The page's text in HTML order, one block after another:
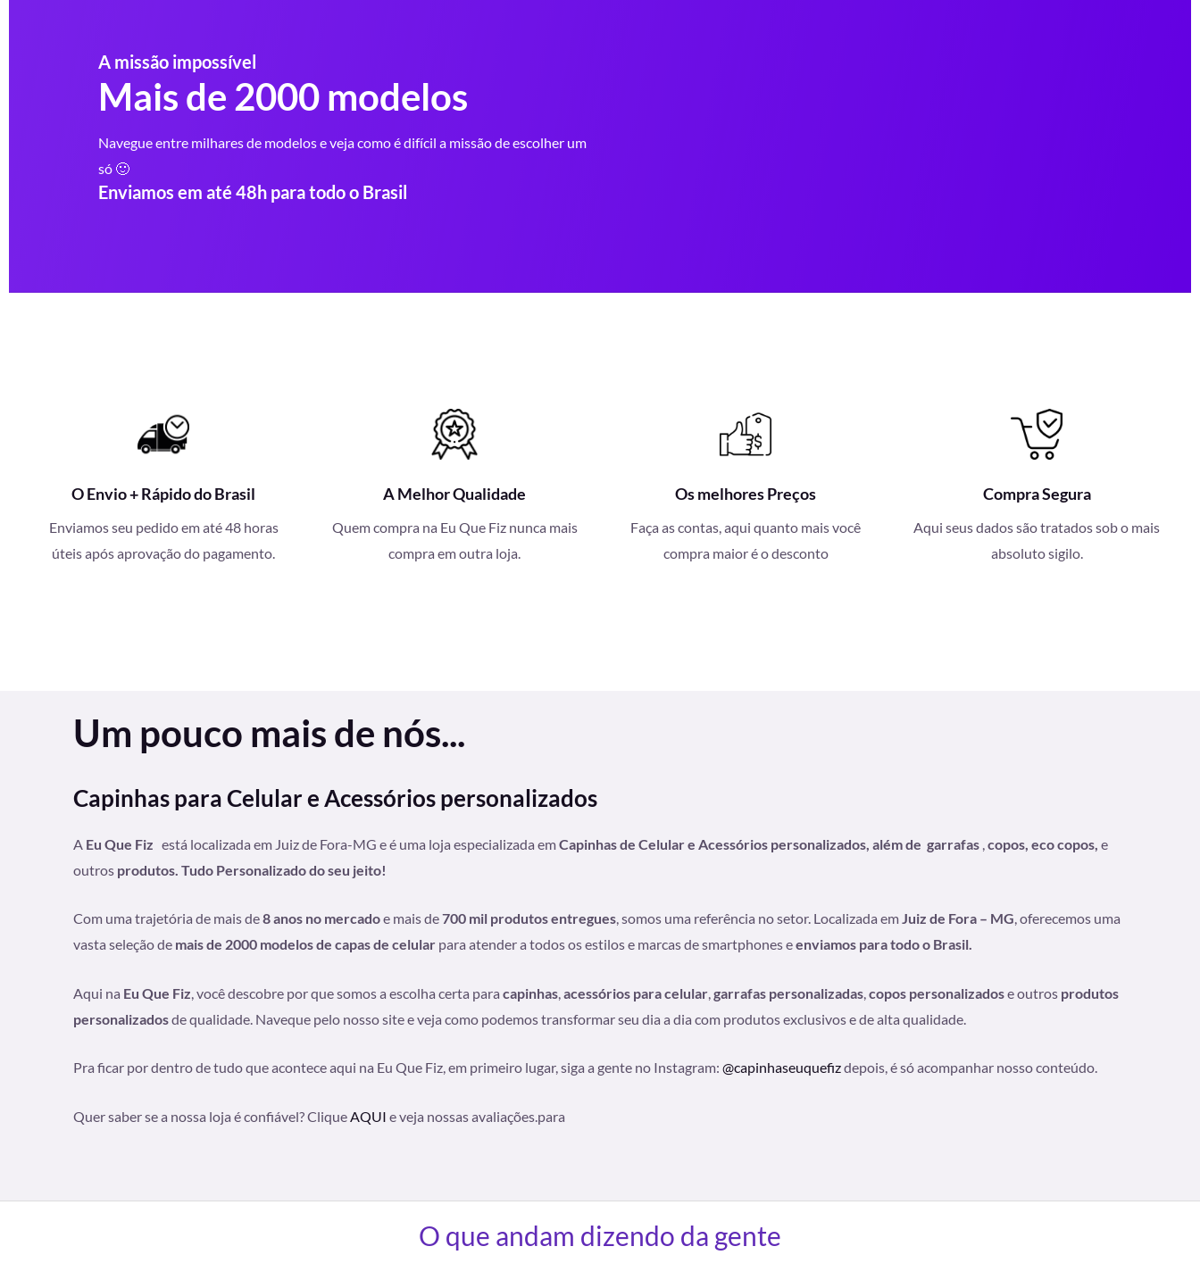
A missão impossível
Mais de 2000 modelos
Navegue entre milhares de modelos e veja como é difícil a missão de escolher um
só 🙂
Enviamos em até 48h para todo o Brasil
O Envio + Rápido do Brasil
Enviamos seu pedido em até 48 horas
úteis após aprovação do pagamento.
A Melhor Qualidade
Quem compra na Eu Que Fiz nunca mais
compra em outra loja.
Os melhores Preços
Faça as contas, aqui quanto mais você
compra maior é o desconto
Compra Segura
Aqui seus dados são tratados sob o mais
absoluto sigilo.
Um pouco mais de nós...
Capinhas para Celular e Acessórios personalizados
A Eu Que Fiz está localizada em Juiz de Fora-MG e é uma loja especializada emCapinhas de Celular e Acessórios personalizados, além de garrafas copos, eco copos, e
outros produtos. Tudo Personalizado do seu jeito!
Com uma trajetória de mais de8 anos no mercadoe mais de700 mil produtos entregues, somos uma referência no setor. Localizada emJuiz de Fora – MG, oferecemos uma
vasta seleção de mais de 2000 modelos de capas de celular para atender a todos os estilos e marcas de smartphones eenviamos para todo o Brasil.
Aqui na Eu Que Fiz, você descobre por que somos a escolha certa para capinhas,acessórios para celular,garrafas personalizadas,copos personalizadose outros produtos
personalizadosde qualidade. Naveque pelo nosso site e veja como podemos transformar seu dia a dia com produtos exclusivos e de alta qualidade.
Pra ficar por dentro de tudo que acontece aqui na Eu Que Fiz, em primeiro lugar, siga a gente no Instagram: @capinhaseuquefizdepois, é só acompanhar nosso conteúdo.
Quer saber se a nossa loja é confiável? CliqueAQUI e veja nossas avaliações.para
O que andam dizendo da gente